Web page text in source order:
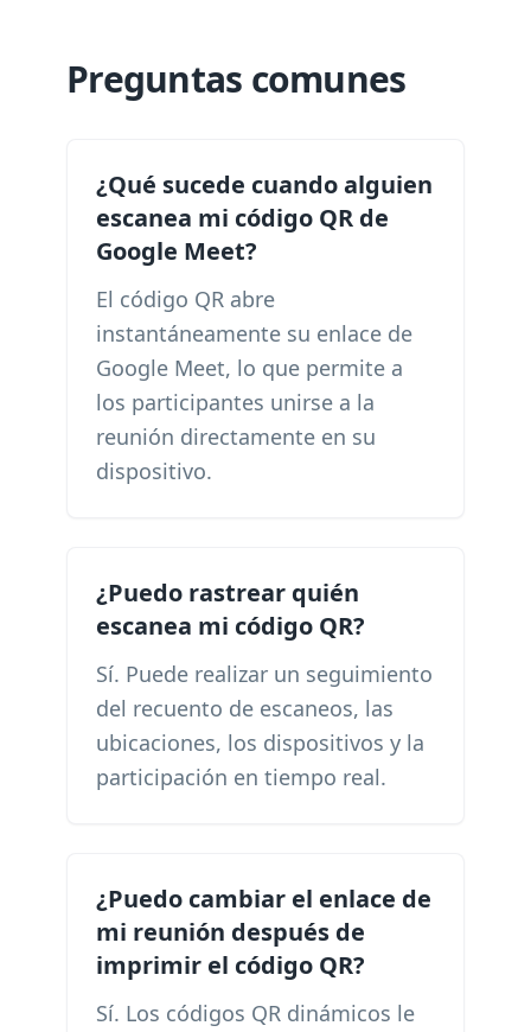
Preguntas comunes
¿Qué sucede cuando alguien
escanea mi código QR de
Google Meet?
El código QR abre
instantáneamente su enlace de
Google Meet, lo que permite a
los participantes unirse a la
reunión directamente en su
dispositivo.
¿Puedo rastrear quién
escanea mi código QR?
Sí. Puede realizar un seguimiento
del recuento de escaneos, las
ubicaciones, los dispositivos y la
participación en tiempo real.
¿Puedo cambiar el enlace de
mi reunión después de
imprimir el código QR?
Sí. Los códigos QR dinámicos le